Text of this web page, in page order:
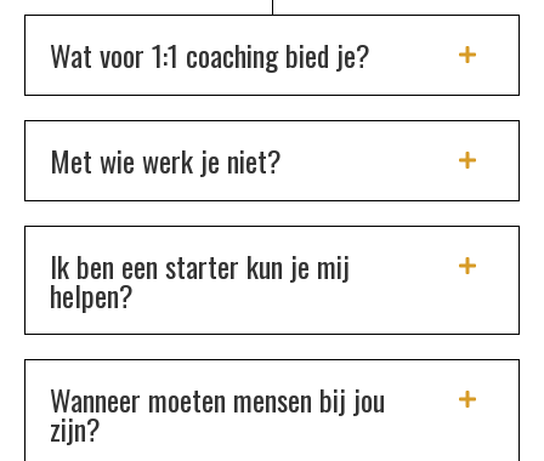
Wat voor 1:1 coaching bied je?
Met wie werk je niet?
Ik ben een starter kun je mij
helpen?
Wanneer moeten mensen bij jou
zijn?